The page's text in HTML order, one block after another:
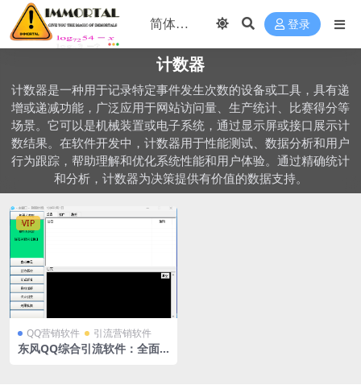
登录
计数器
计数器是一种用于记录特定事件发生次数的设备或工具，具有递
增或递减功能，广泛应用于网站访问量、生产统计、比赛得分等
场景。它可以是机械装置或电子系统，通过显示屏或接口展示计
数结果。在软件开发中，计数器用于性能测试、数据分析和用户
行为跟踪，帮助理解和优化系统性能和用户体验。通过精确统计
和分析，计数器为决策提供有价值的数据支持。
VIP
QQ营销软件 引流营销软件
东风QQ综合引流软件：全面